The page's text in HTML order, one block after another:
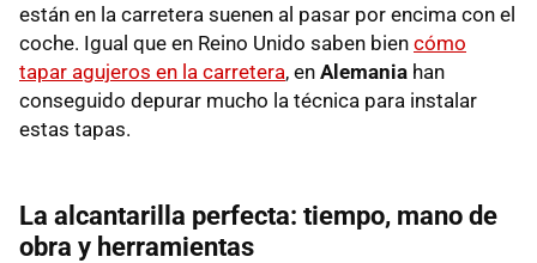
están en la carretera suenen al pasar por encima con el
coche. Igual que en Reino Unido saben bien cómo
tapar agujeros en la carretera, en Alemania han
conseguido depurar mucho la técnica para instalar
estas tapas.
La alcantarilla perfecta: tiempo, mano de
obra y herramientas